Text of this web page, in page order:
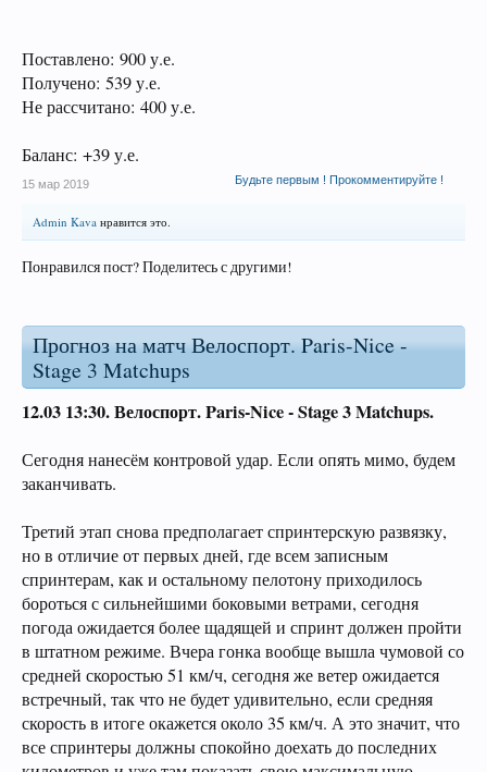
Поставлено: 900 у.е.
Получено: 539 у.е.
Не рассчитано: 400 у.е.
Баланс: +39 у.е.
Будьте первым ! Прокомментируйте !
15 мар 2019
Admin Kava нравится это.
Понравился пост? Поделитесь с другими!
Прогноз на матч Велоспорт. Paris-Nice -
Stage 3 Matchups
12.03 13:30.Велоспорт. Paris-Nice - Stage 3 Matchups.
Сегодня нанесём контровой удар. Если опять мимо, будем
заканчивать.
Третий этап снова предполагает спринтерскую развязку,
но в отличие от первых дней, где всем записным
спринтерам, как и остальному пелотону приходилось
бороться с сильнейшими боковыми ветрами, сегодня
погода ожидается более щадящей и спринт должен пройти
в штатном режиме. Вчера гонка вообще вышла чумовой со
средней скоростью 51 км/ч, сегодня же ветер ожидается
встречный, так что не будет удивительно, если средняя
скорость в итоге окажется около 35 км/ч. А это значит, что
все спринтеры должны спокойно доехать до последних